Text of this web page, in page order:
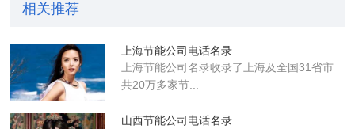
相关推荐
上海节能公司电话名录
上海节能公司名录收录了上海及全国31省市
共20万多家节...
山西节能公司电话名录